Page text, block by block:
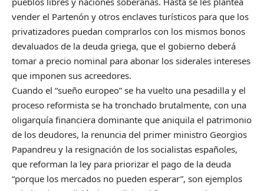
vender el Partenón y otros enclaves turísticos para que los
privatizadores puedan comprarlos con los mismos bonos
devaluados de la deuda griega, que el gobierno deberá
tomar a precio nominal para abonar los siderales intereses
que imponen sus acreedores.
Cuando el “sueño europeo” se ha vuelto una pesadilla y el
proceso reformista se ha tronchado brutalmente, con una
oligarquía financiera dominante que aniquila el patrimonio
de los deudores, la renuncia del primer ministro Georgios
Papandreu y la resignación de los socialistas españoles,
que reforman la ley para priorizar el pago de la deuda
“porque los mercados no pueden esperar”, son ejemplos